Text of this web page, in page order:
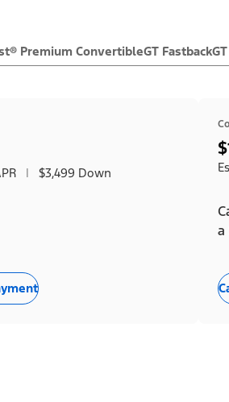
Premium ConvertibleGT Fastback
| $3,499 Down
a